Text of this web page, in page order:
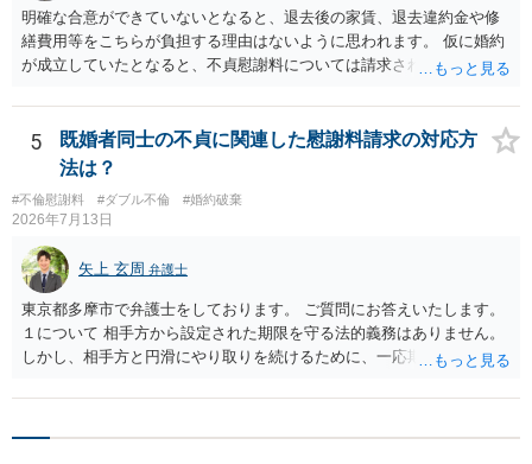
明確な合意ができていないとなると、退去後の家賃、退去違約金や修
繕費用等をこちらが負担する理由はないように思われます。 仮に婚約
が成立していたとなると、不貞慰謝料については請求される可能性が
れば早めに弁護士に相談し、弁護士から回答をさせると良いでしょ
う。
5
既婚者同士の不貞に関連した慰謝料請求の対応方
法は？
#不倫慰謝料 #ダブル不倫 #婚約破棄
2026年7月13日
矢上 玄周 弁護士
東京都多摩市で弁護士をしております。 ご質問にお答えいたします。
１について 相手方から設定された期限を守る法的義務はありません。
しかし、相手方と円滑にやり取りを続けるために、一応期限を守って
が、期限を守らないのもご不安という場合には、「弁護士に相談して